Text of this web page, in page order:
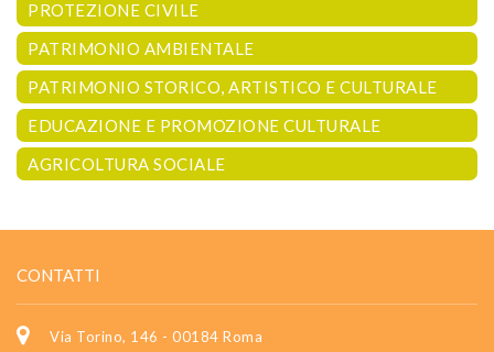
PROTEZIONE CIVILE
PATRIMONIO AMBIENTALE
PATRIMONIO STORICO, ARTISTICO E CULTURALE
EDUCAZIONE E PROMOZIONE CULTURALE
AGRICOLTURA SOCIALE
CONTATTI
Via Torino, 146 - 00184 Roma